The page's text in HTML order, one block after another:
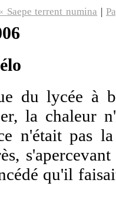
Saepe terrent numina |
du lycée à
la chaleur
n'était pas
qu'il